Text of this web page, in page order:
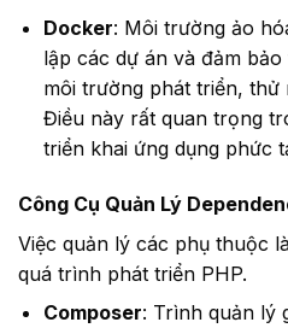
Docker: Môi trường ảo
lập các dự án và đảm
môi trường phát triển, thử
Điều này rất quan trọng
triển khai ứng dụng phức
Công Cụ Quản Lý
Việc quản lý các phụ thuộc
quá trình phát triển PHP.
Composer: Trình quản lý